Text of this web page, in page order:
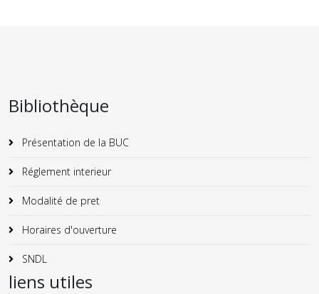
Bibliothèque
Présentation de la BUC
Réglement interieur
Modalité de pret
Horaires d'ouverture
SNDL
liens utiles